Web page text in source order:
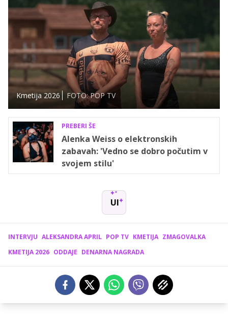
Kmetija 2026 FOTO: POP TV
PREBERI ŠE
Alenka Weiss o elektronskih
zabavah: 'Vedno se dobro počutim v
svojem stilu'
UI
INTERVJU ALEKSANDRA APRIL POP TV KMETIJA ZMAGOVALKA
KMETIJA 2026 ODDAJE DENARNA NAGRADA